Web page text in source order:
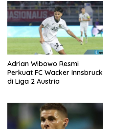
Adrian Wibowo Resmi
Perkuat FC Wacker Innsbruck
di Liga 2 Austria